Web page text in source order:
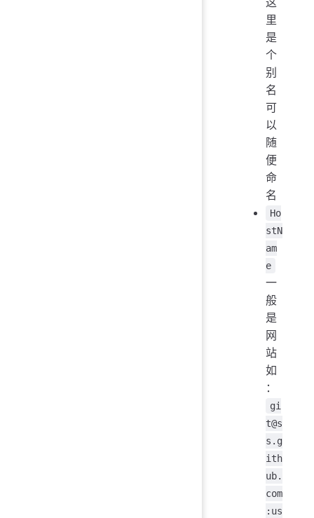
里
是
个
别
名
可
以
随
便
命
名
Ho
stN
am
e
一
般
是
网
站
如
：
gi
t@s
s.g
ith
ub.
com
:us